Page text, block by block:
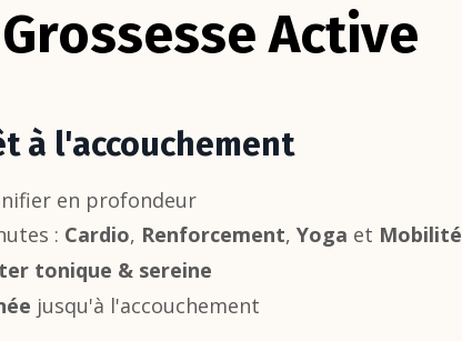
Active
à l'accouchement
en profondeur
: Cardio, Renforcement, Yoga et Mobilité
tonique & sereine
jusqu'à l'accouchement